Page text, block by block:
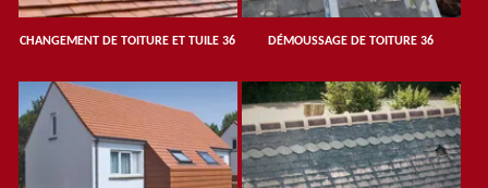
CHANGEMENT DE TOITURE ET TUILE 36 DÉMOUSSAGE DE TOITURE 36